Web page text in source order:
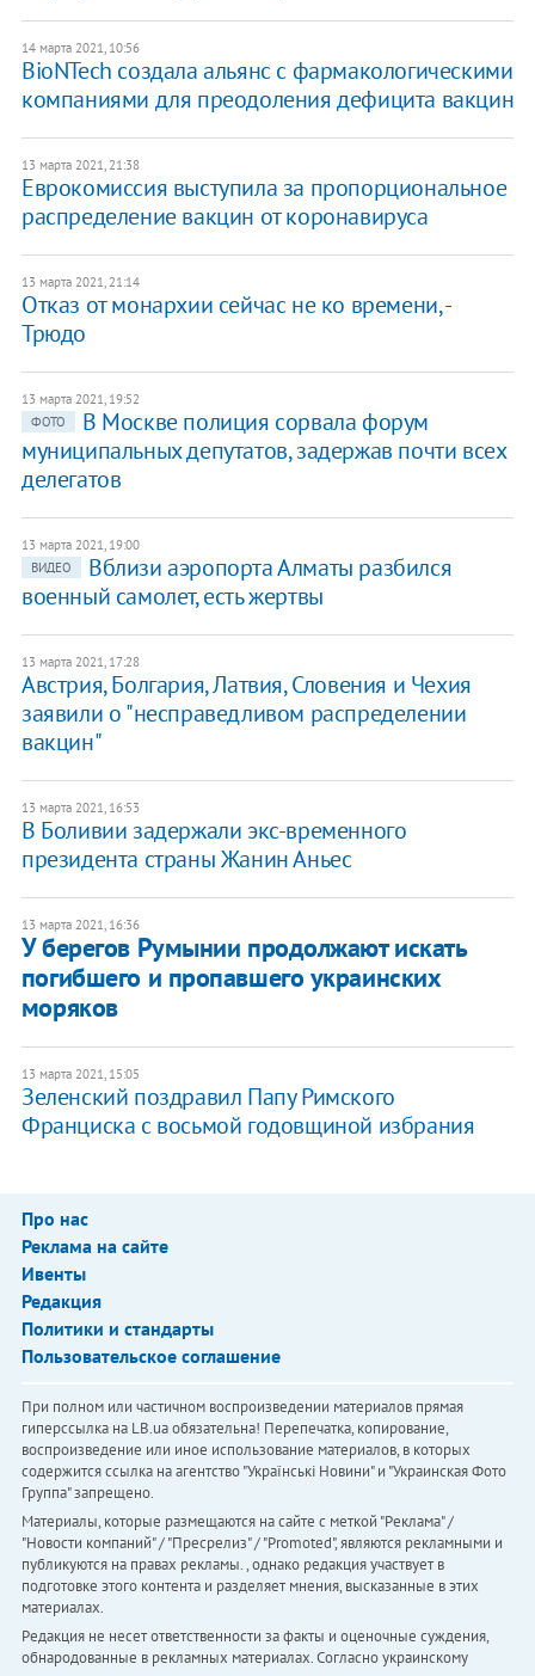
14 марта 2021, 10:56
BioNTech создала альянс с фармакологическими
компаниями для преодоления дефицита вакцин
13 марта 2021, 21:38
Еврокомиссия выступила за пропорциональное
распределение вакцин от коронавируса
13 марта 2021, 21:14
Отказ от монархии сейчас не ко времени, -
Трюдо
13 марта 2021, 19:52
ФОТО
В Москве полиция сорвала форум
муниципальных депутатов, задержав почти всех
делегатов
13 марта 2021, 19:00
ВИДЕО
Вблизи аэропорта Алматы разбился
военный самолет, есть жертвы
13 марта 2021, 17:28
Австрия, Болгария, Латвия, Словения и Чехия
заявили о "несправедливом распределении
вакцин"
13 марта 2021, 16:53
В Боливии задержали экс-временного
президента страны Жанин Аньес
13 марта 2021, 16:36
У берегов Румынии продолжают искать
погибшего и пропавшего украинских
моряков
13 марта 2021, 15:05
Зеленский поздравил Папу Римского
Франциска с восьмой годовщиной избрания
Про нас
Реклама на сайте
Ивенты
Редакция
Политики и стандарты
Пользовательское соглашение
При полном или частичном воспроизведении материалов прямая
гиперссылка на LB.ua обязательна! Перепечатка, копирование,
воспроизведение или иное использование материалов, в которых
содержится ссылка на агентство "Українськi Новини" и "Украинская Фото
Группа" запрещено.
Материалы, которые размещаются на сайте с меткой "Реклама" /
"Новости компаний" / "Пресрелиз" / "Promoted", являются рекламными и
публикуются на правах рекламы. , однако редакция участвует в
подготовке этого контента и разделяет мнения, высказанные в этих
материалах.
Редакция не несет ответственности за факты и оценочные суждения,
обнародованные в рекламных материалах. Согласно украинскому